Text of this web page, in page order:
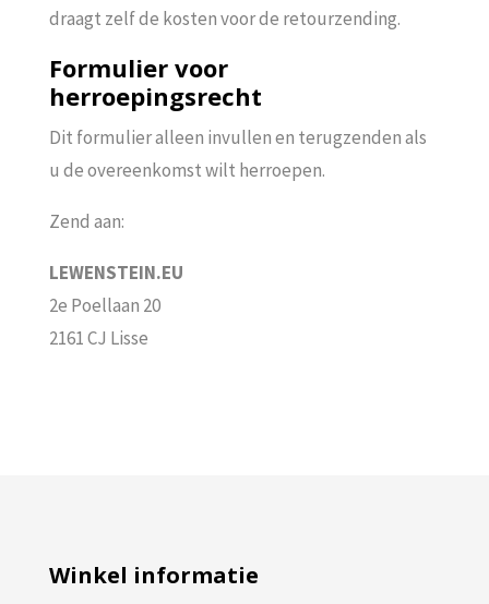
draagt zelf de kosten voor de retourzending.
Formulier voor
herroepingsrecht
Dit formulier alleen invullen en terugzenden als
u de overeenkomst wilt herroepen.
Zend aan:
LEWENSTEIN.EU
2e Poellaan 20
2161 CJ Lisse
Winkel informatie